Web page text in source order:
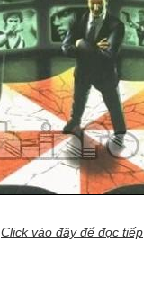
Click vào đây để đọc tiếp